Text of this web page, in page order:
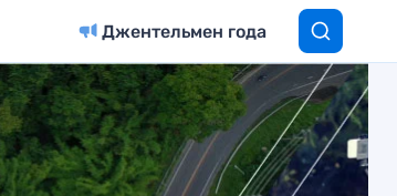
Джентельмен года